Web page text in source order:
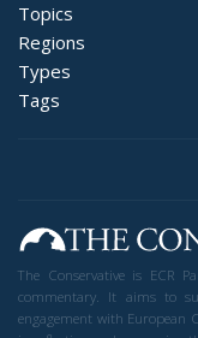
Topics
Regions
Types
Tags
The Conservative is ECR
commentary. It aims to
engagement with European